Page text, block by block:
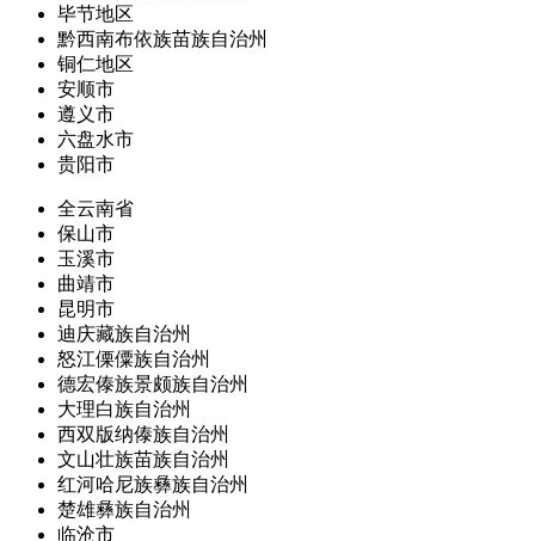
毕节地区
黔西南布依族苗族自治州
铜仁地区
安顺市
遵义市
六盘水市
贵阳市
全云南省
保山市
玉溪市
曲靖市
昆明市
迪庆藏族自治州
怒江傈僳族自治州
德宏傣族景颇族自治州
大理白族自治州
西双版纳傣族自治州
文山壮族苗族自治州
红河哈尼族彝族自治州
楚雄彝族自治州
临沧市